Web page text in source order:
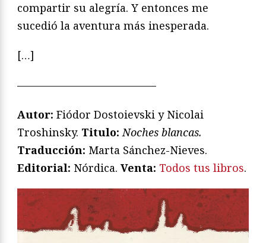
compartir su alegría. Y entonces me
sucedió la aventura más inesperada.
[…]
—————————————
Autor: Fiódor Dostoievski y Nicolai
Troshinsky. Titulo:Noches blancas.
Traducción: Marta Sánchez-Nieves.
Editorial: Nórdica. Venta: Todos tus libros.